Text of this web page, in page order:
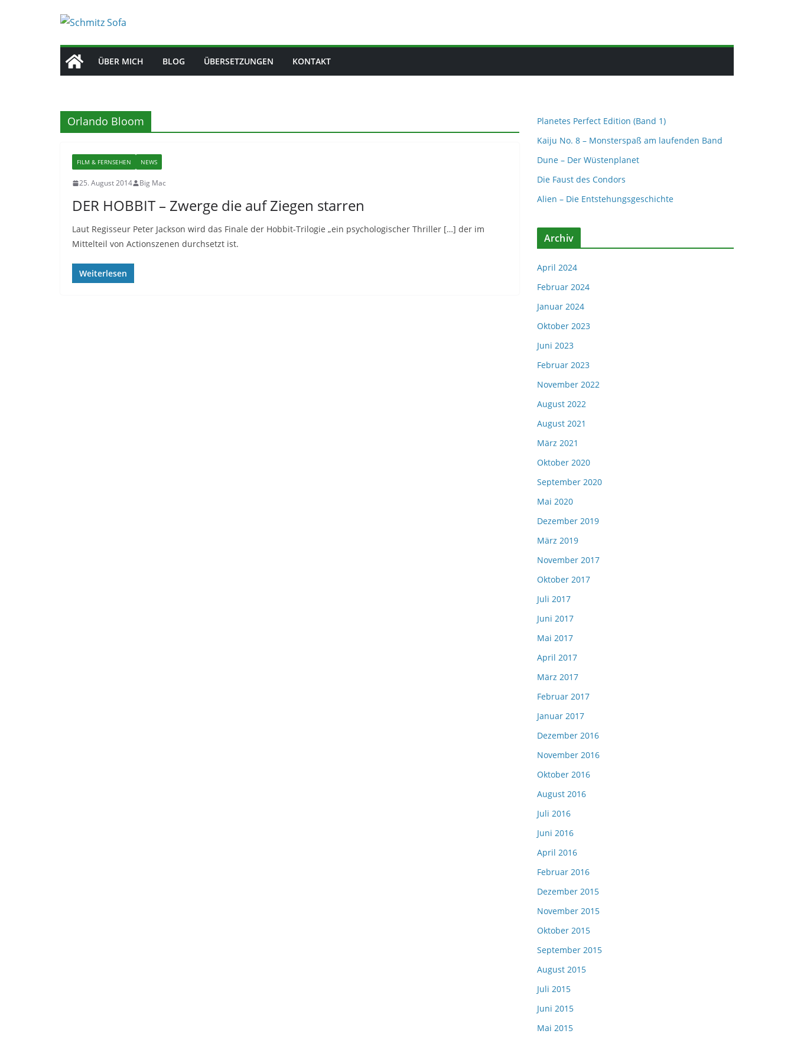
ÜBER MICH BLOG ÜBERSETZUNGEN KONTAKT
Orlando Bloom
FILM & FERNSEHEN NEWS
25. August 2014 Big Mac
DER HOBBIT – Zwerge die auf Ziegen starren
Laut Regisseur Peter Jackson wird das Finale der Hobbit-Trilogie „ein psychologischer Thriller […] der im
Mittelteil von Actionszenen durchsetzt ist.
Weiterlesen
Planetes Perfect Edition (Band 1)
Kaiju No. 8 – Monsterspaß am laufenden Band
Dune – Der Wüstenplanet
Die Faust des Condors
Alien – Die Entstehungsgeschichte
Archiv
April 2024
Februar 2024
Januar 2024
Oktober 2023
Juni 2023
Februar 2023
November 2022
August 2022
August 2021
März 2021
Oktober 2020
September 2020
Mai 2020
Dezember 2019
März 2019
November 2017
Oktober 2017
Juli 2017
Juni 2017
Mai 2017
April 2017
März 2017
Februar 2017
Januar 2017
Dezember 2016
November 2016
Oktober 2016
August 2016
Juli 2016
Juni 2016
April 2016
Februar 2016
Dezember 2015
November 2015
Oktober 2015
September 2015
August 2015
Juli 2015
Juni 2015
Mai 2015